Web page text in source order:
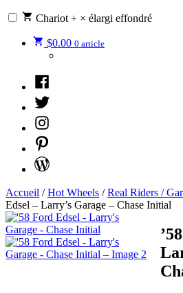
Chariot + × élargi effondré
$0.00 0 article
Facebook
Twitter
Instagram
Pinterest
WordPress
Accueil /Hot Wheels /Real Riders /
Edsel – Larry’s Garage – Chase Initial